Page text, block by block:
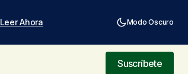
Leer Ahora Modo Oscuro
Suscríbete